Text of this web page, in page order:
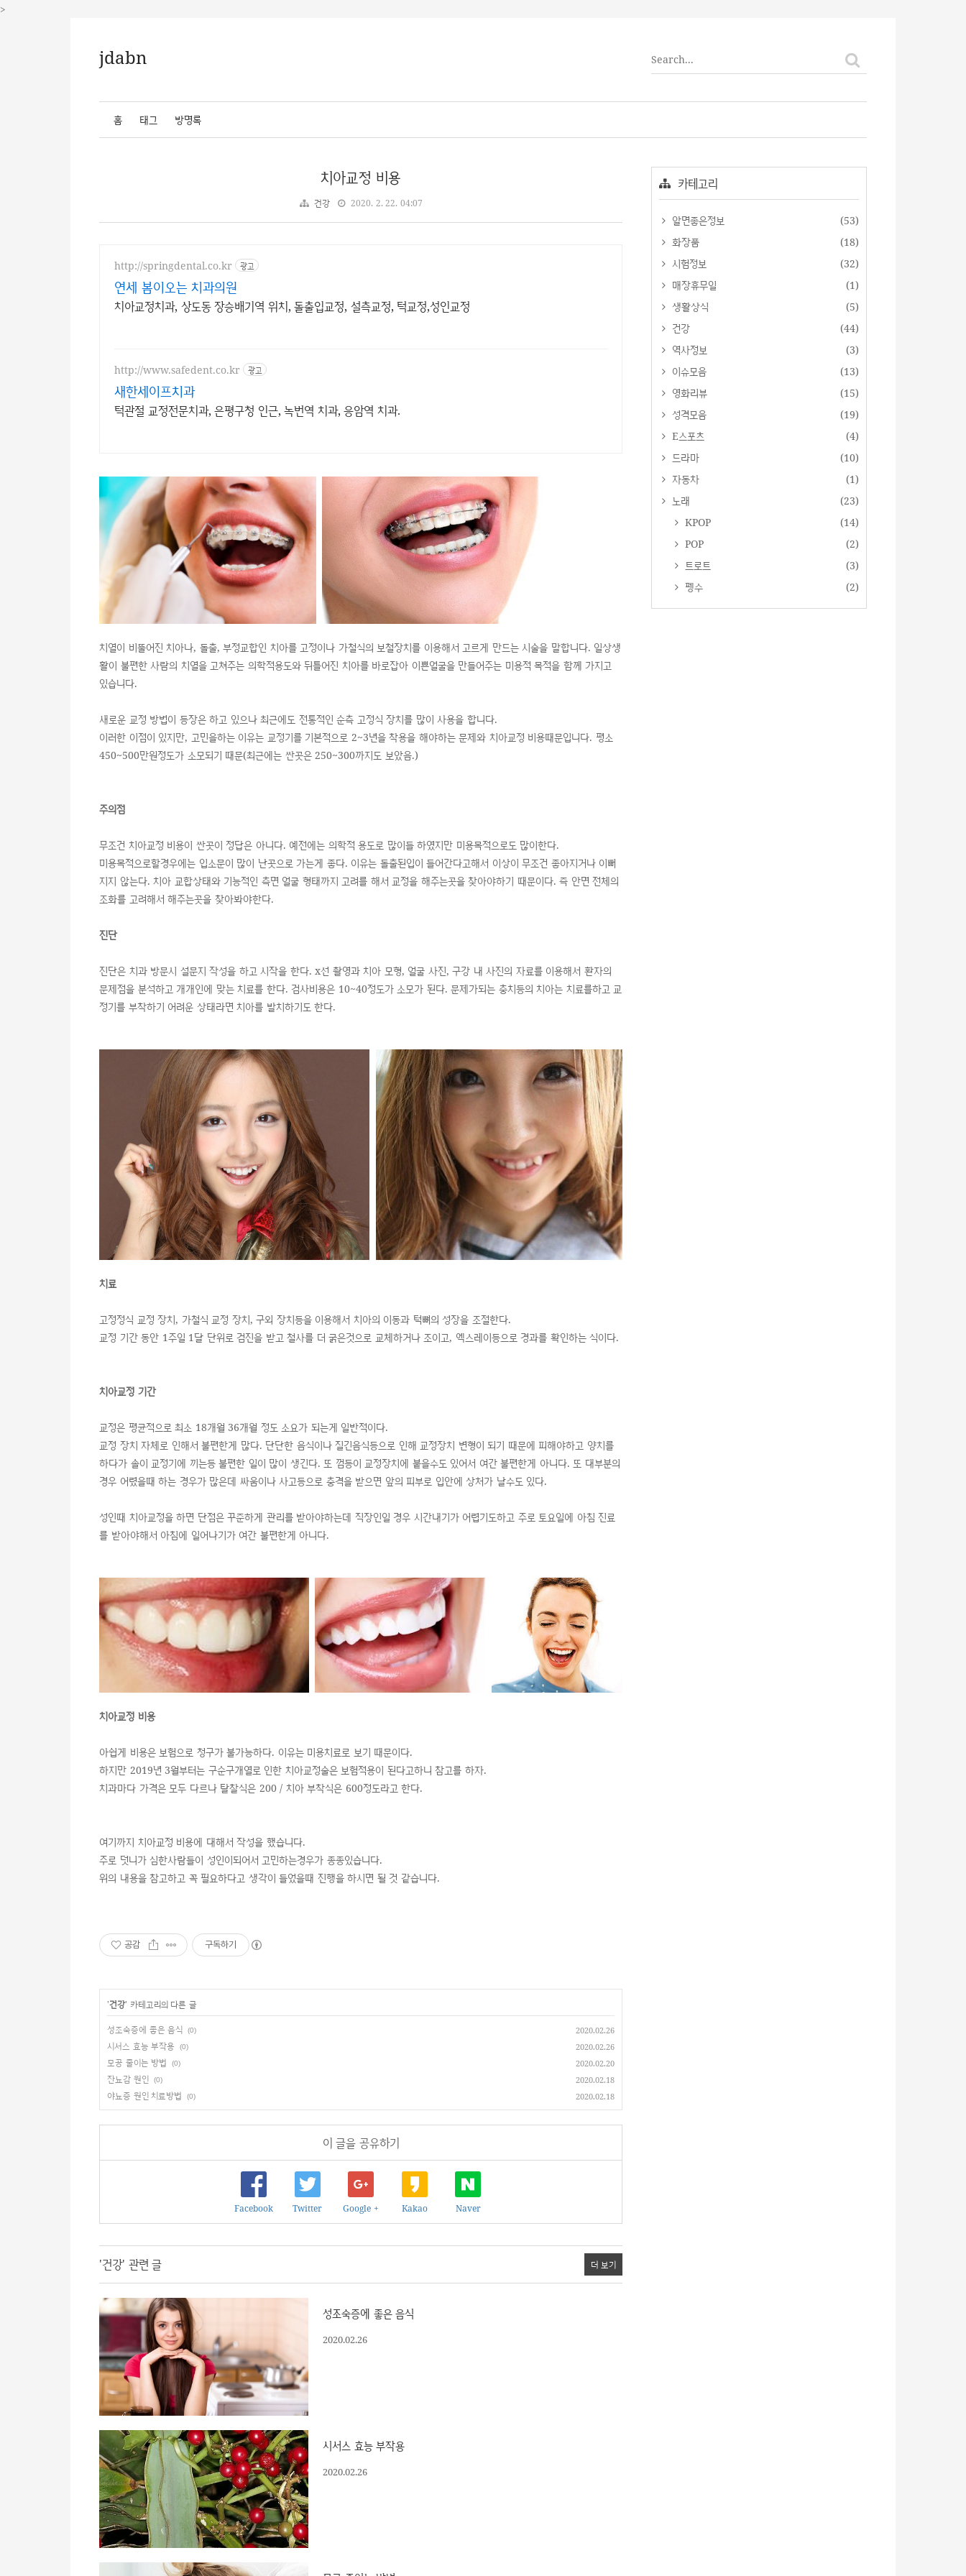
>
jdabn
홈 태그 방명록
치아교정 비용
건강 2020. 2. 22. 04:07
http://springdental.co.kr 광고
연세 봄이오는 치과의원
치아교정치과, 상도동 장승배기역 위치, 돌출입교정, 설측교정, 턱교정,성인교정
http://www.safedent.co.kr 광고
새한세이프치과
턱관절 교정전문치과, 은평구청 인근, 녹번역 치과, 응암역 치과.
치열이 비뚤어진 치아나, 돌출, 부정교합인 치아를 고정이나 가철식의 보철장치를 이용해서 고르게 만드는 시술을 말합니다. 일상생
활이 불편한 사람의 치열을 고쳐주는 의학적용도와 뒤틀어진 치아를 바로잡아 이쁜얼굴을 만들어주는 미용적 목적을 함께 가지고
있습니다.
새로운 교정 방법이 등장은 하고 있으나 최근에도 전통적인 순측 고정식 장치를 많이 사용을 합니다.
이러한 이점이 있지만, 고민을하는 이유는 교정기를 기본적으로 2~3년을 착용을 해야하는 문제와 치아교정 비용때문입니다. 평소
450~500만원정도가 소모되기 때문(최근에는 싼곳은 250~300까지도 보았음.)
주의점
무조건 치아교정 비용이 싼곳이 정답은 아니다. 예전에는 의학적 용도로 많이들 하였지만 미용목적으로도 많이한다.
미용목적으로할경우에는 입소문이 많이 난곳으로 가는게 좋다. 이유는 돌출된입이 들어간다고해서 이상이 무조건 좋아지거나 이뻐
지지 않는다. 치아 교합상태와 기능적인 측면 얼굴 형태까지 고려를 해서 교정을 해주는곳을 찾아야하기 때문이다. 즉 안면 전체의
조화를 고려해서 해주는곳을 찾아봐야한다.
진단
진단은 치과 방문시 설문지 작성을 하고 시작을 한다. x선 촬영과 치아 모형, 얼굴 사진, 구강 내 사진의 자료를 이용해서 환자의
문제점을 분석하고 개개인에 맞는 치료를 한다. 검사비용은 10~40정도가 소모가 된다. 문제가되는 충치등의 치아는 치료를하고 교
정기를 부착하기 어려운 상태라면 치아를 발치하기도 한다.
치료
고정정식 교정 장치, 가철식 교정 장치, 구외 장치등을 이용해서 치아의 이동과 턱뼈의 성장을 조절한다.
교정 기간 동안 1주일 1달 단위로 검진을 받고 철사를 더 굵은것으로 교체하거나 조이고, 엑스레이등으로 경과를 확인하는 식이다.
치아교정 기간
교정은 평균적으로 최소 18개월 36개월 정도 소요가 되는게 일반적이다.
교정 장치 자체로 인해서 불편한게 많다. 단단한 음식이나 질긴음식등으로 인해 교정장치 변형이 되기 때문에 피해야하고 양치를
하다가 솔이 교정기에 끼는등 불편한 일이 많이 생긴다. 또 껌등이 교정장치에 붙을수도 있어서 여간 불편한게 아니다. 또 대부분의
경우 어렸을때 하는 경우가 많은데 싸움이나 사고등으로 충격을 받으면 앞의 피부로 입안에 상처가 날수도 있다.
성인때 치아교정을 하면 단점은 꾸준하게 관리를 받아야하는데 직장인일 경우 시간내기가 어렵기도하고 주로 토요일에 아침 진료
를 받아야해서 아침에 일어나기가 여간 불편한게 아니다.
치아교정 비용
아쉽게 비용은 보험으로 청구가 불가능하다. 이유는 미용치료로 보기 때문이다.
하지만 2019년 3월부터는 구순구개열로 인한 치아교정술은 보험적용이 된다고하니 참고를 하자.
치과마다 가격은 모두 다르나 탈찰식은 200 / 치아 부착식은 600정도라고 한다.
여기까지 치아교정 비용에 대해서 작성을 했습니다.
주로 덧니가 심한사람들이 성인이되어서 고민하는경우가 종종있습니다.
위의 내용을 참고하고 꼭 필요하다고 생각이 들었을때 진행을 하시면 될 것 같습니다.
공감 구독하기
'건강' 카테고리의 다른 글
성조숙증에 좋은 음식 (0) 2020.02.26
시서스 효능 부작용 (0) 2020.02.26
모공 줄이는 방법 (0) 2020.02.20
잔뇨감 원인 (0) 2020.02.18
야뇨증 원인 치료방법 (0) 2020.02.18
이 글을 공유하기
Facebook Twitter Google + Kakao Naver
'건강' 관련 글 더 보기
성조숙증에 좋은 음식
2020.02.26
시서스 효능 부작용
2020.02.26
카테고리
알면좋은정보
(53)
화장품
(18)
시험정보
(32)
매장휴무일
(1)
생활상식
(5)
건강
(44)
역사정보
(3)
이슈모음
(13)
영화리뷰
(15)
성격모음
(19)
E스포츠
(4)
드라마
(10)
자동차
(1)
노래
(23)
KPOP
(14)
POP
(2)
트로트
(3)
펭수
(2)